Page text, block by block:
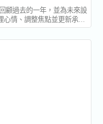
顧過去的一年，並為未來設
情、調整焦點並更新承諾
人生活，還是身心健康方
，立樂高園了解設定可達成
長，還能推動職業發展。